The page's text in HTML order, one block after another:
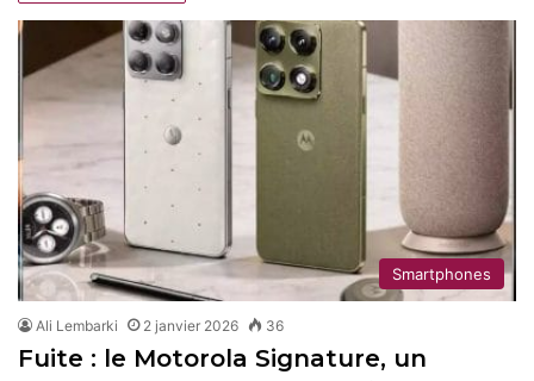
Smartphones
Ali Lembarki 2 janvier 2026 36
Fuite : le Motorola Signature, un